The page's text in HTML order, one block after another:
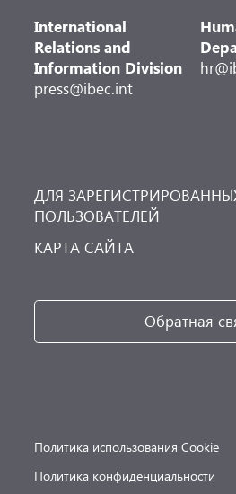
International
Relations and
Information Division
press@ibec.int
ДЛЯ
ПОЛЬЗОВАТЕЛЕЙ
КАРТА САЙТА
Обратная
Политика использования Cookie
Политика конфиденциальности